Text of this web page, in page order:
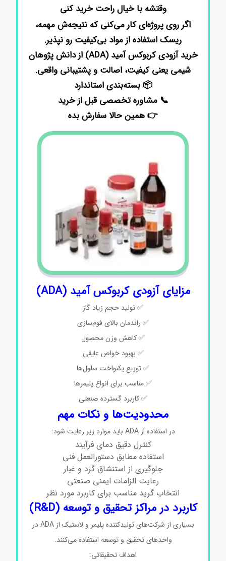
وقتشه با خیال راحت خرید کنی
اگر روی پروژه‌ای کار می‌کنی که نتیجه‌ش مهمه،
ریسک استفاده از مواد بی‌کیفیت رو نپذیر.
خرید آزودی‌ کربوکس آمید (ADA) از دانش پژوهان
شیمی یعنی کیفیت، اصالت و پشتیبانی واقعی.
📦 بسته‌بندی استاندارد
📞 مشاوره تخصصی قبل از خرید
👉 همین حالا سفارش بده
مزایای آزودی‌ کربوکس آمید (ADA)
✅ تولید حجم زیاد گاز
✅ راندمان بالای فوم‌سازی
✅ کاهش وزن محصول
✅ بهبود خواص عایقی
✅ توزیع یکنواخت سلول‌ها
✅ مناسب برای انواع پلیمرها
✅ کاربرد گسترده صنعتی
محدودیت‌ها و نکات مهم
در استفاده از ADA باید موارد زیر رعایت شود:
کنترل دقیق دمای فرآیند
استفاده مطابق دستورالعمل فنی
جلوگیری از استنشاق گرد و غبار
رعایت الزامات ایمنی صنعتی
انتخاب گرید مناسب برای کاربرد مورد نظر
کاربرد در مراکز تحقیق و توسعه (R&D)
بسیاری از شرکت‌های تولیدکننده پلیمر و لاستیک از ADA در
واحدهای تحقیق و توسعه استفاده می‌کنند.
اهداف تحقیقاتی: